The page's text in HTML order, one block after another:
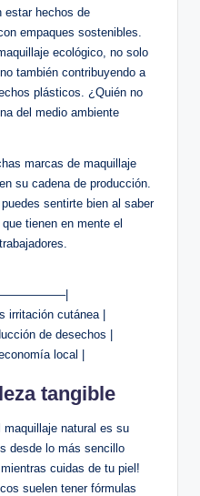
estar hechos de
empaques sostenibles.
ecológico, no solo
también contribuyendo a
plásticos. ¿Quién no
del medio ambiente
marcas de maquillaje
su cadena de producción.
sentirte bien al saber
tienen en mente el
irritación cutánea |
de desechos |
local |
tangible
natural es su
desde lo más sencillo
cuidas de tu piel!
suelen tener fórmulas